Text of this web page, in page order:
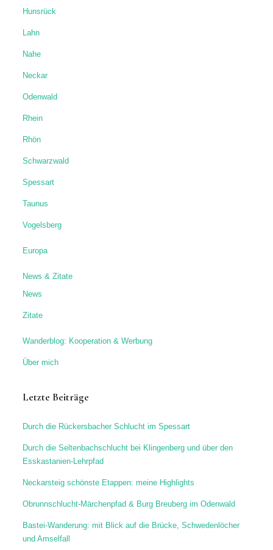
Hunsrück
Lahn
Nahe
Neckar
Odenwald
Rhein
Rhön
Schwarzwald
Spessart
Taunus
Vogelsberg
Europa
News & Zitate
News
Zitate
Wanderblog: Kooperation & Werbung
Über mich
Letzte Beiträge
Durch die Rückersbacher Schlucht im Spessart
Durch die Seltenbachschlucht bei Klingenberg und über den
Esskastanien-Lehrpfad
Neckarsteig schönste Etappen: meine Highlights
Obrunnschlucht-Märchenpfad & Burg Breuberg im Odenwald
Bastei-Wanderung: mit Blick auf die Brücke, Schwedenlöcher
und Amselfall